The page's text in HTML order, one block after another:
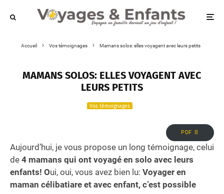
Accueil Vos témoignages Mamans solos: elles voyagent avec leurs petits
MAMANS SOLOS: ELLES VOYAGENT AVEC
LEURS PETITS
Vos témoignages
PDF 📄
Aujourd’hui, je vous propose un long témoignage, celui
de 4 mamans qui ont voyagé en solo avec leurs
enfants! Oui, oui, vous avez bien lu: Voyager en
maman célibatiare et avec enfant, c’est possible